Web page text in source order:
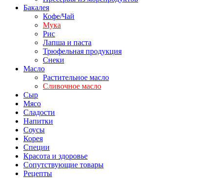
Бакалея
Кофе/Чай
Мука
Рис
Лапша и паста
Трюфельная продукция
Снеки
Масло
Растительное масло
Сливочное масло
Сыр
Мясо
Сладости
Напитки
Соусы
Корея
Специи
Красота и здоровье
Сопутствующие товары
Рецепты